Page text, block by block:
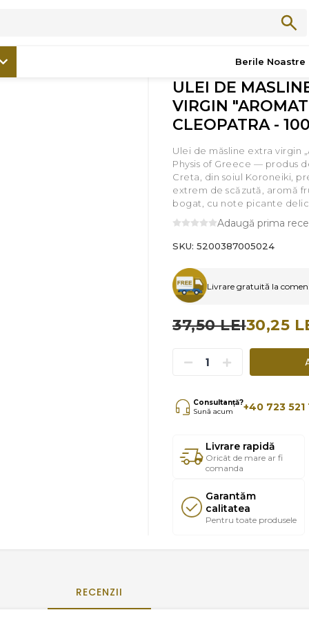
Berile Noastre
ULEI DE MASLINE EXTRA VIRGIN "AROMATICO"
ULEI DE
VIRGIN
CLEOPATRA -
Ulei de măsline extra virgin
Physis of Greece — produs
Creta, din soiul Koroneiki,
extrem de scăzută, aromă
bogat, cu note picante
Adaugă prima
SKU: 5200387005024
Livrare gratuită la
37,50 LEI30,25
Consultanță?
Sună acum
+40 723 521
Livrare rapidă
Oricât de mare ar fi
comanda
Garantăm
calitatea
Pentru toate produsele
RECENZII